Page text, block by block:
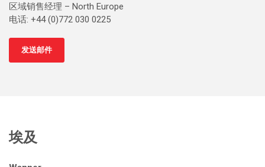
区域销售经理 – North Europe
电话: +44 (0)772 030 0225
发送邮件
埃及